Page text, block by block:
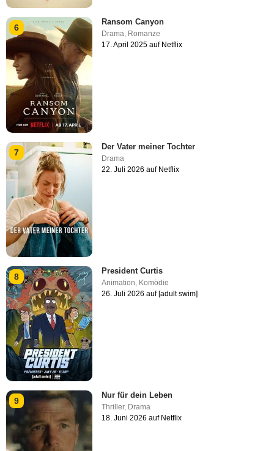
6
Ransom Canyon
Drama, Romanze
17. April 2025 auf Netflix
7
Der Vater meiner Tochter
Drama
22. Juli 2026 auf Netflix
8
President Curtis
Animation, Komödie
26. Juli 2026 auf [adult swim]
9
Nur für dein Leben
Thriller, Drama
18. Juni 2026 auf Netflix